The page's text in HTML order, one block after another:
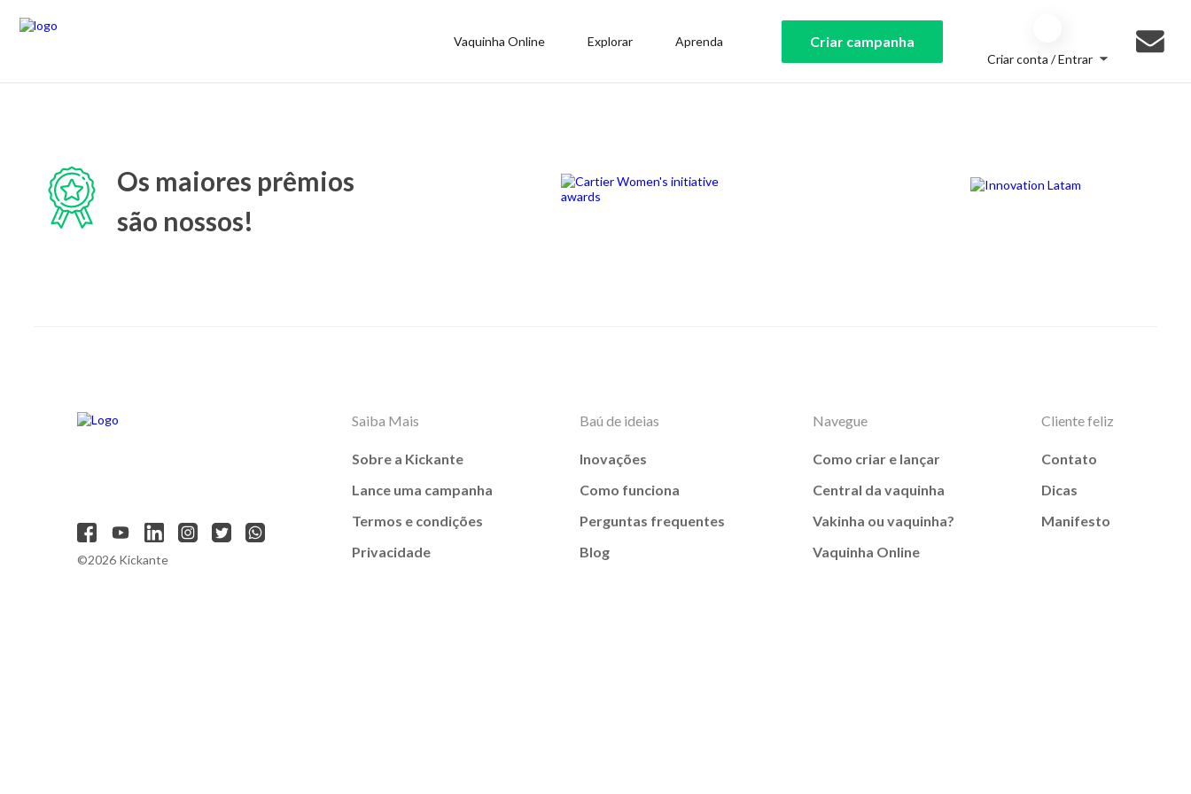
Vaquinha Online Explorar Aprenda Criar campanha
Criar conta / Entrar
Os maiores prêmios
são nossos!
©2026 Kickante
Saiba Mais
Sobre a Kickante
Lance uma campanha
Termos e condições
Privacidade
Baú de ideias
Inovações
Como funciona
Perguntas frequentes
Blog
Navegue
Como criar e lançar
Central da vaquinha
Vakinha ou vaquinha?
Vaquinha Online
Cliente feliz
Contato
Dicas
Manifesto